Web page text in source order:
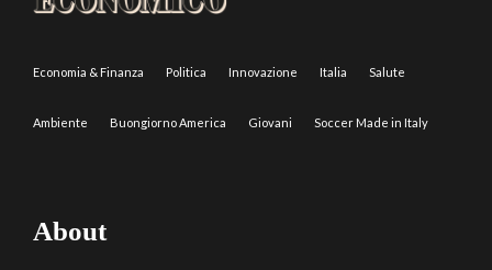
Economia & Finanza Politica Innovazione Italia Salute
Ambiente Buongiorno America Giovani Soccer Made in Italy
About